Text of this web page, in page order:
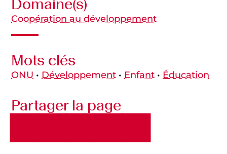
Coopération au développement
Mots clés
ONU •Développement •Enfant •Éducation
Partager la page